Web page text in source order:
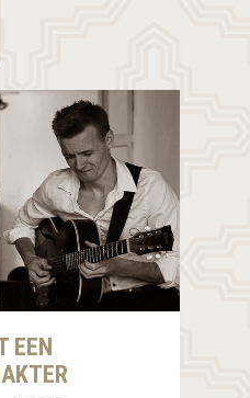
EEN